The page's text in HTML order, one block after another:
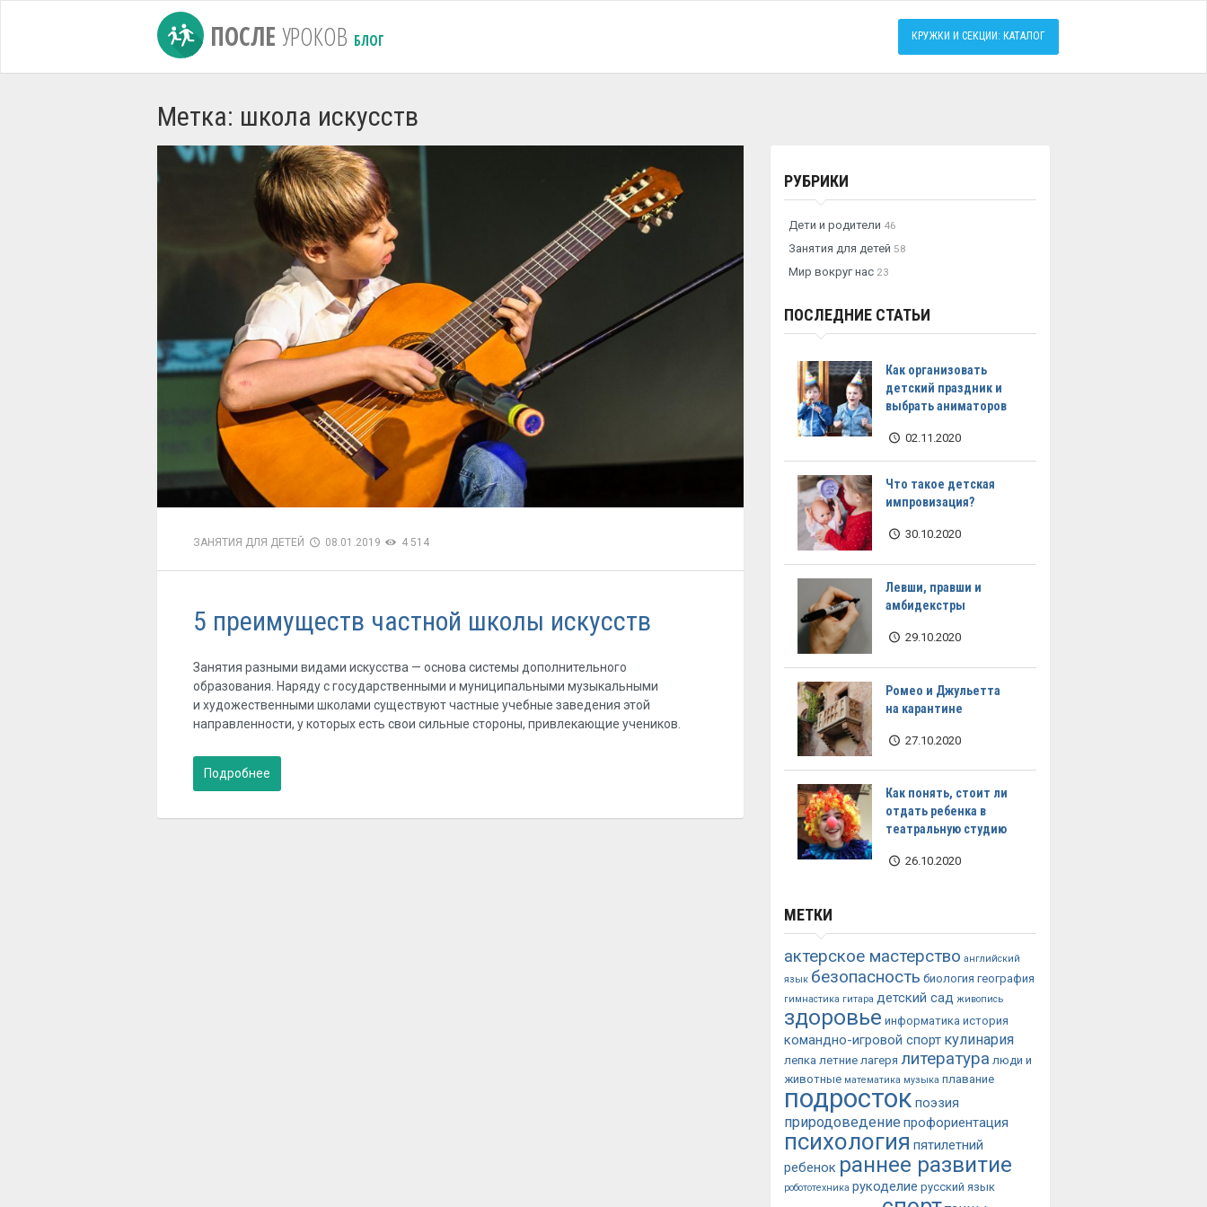
ПОСЛЕ УРОКОВ БЛОГ КРУЖКИ И СЕКЦИИ: КАТАЛОГ
Метка: школа искусств
ЗАНЯТИЯ ДЛЯ ДЕТЕЙ 08.01.2019 4 514
5 преимуществ частной школы искусств
Занятия разными видами искусства — основа системы дополнительного
образования. Наряду с государственными и муниципальными музыкальными
и художественными школами существуют частные учебные заведения этой
направленности, у которых есть свои сильные стороны, привлекающие учеников.
Подробнее
РУБРИКИ
Дети и родители 46
Занятия для детей 58
Мир вокруг нас 23
ПОСЛЕДНИЕ СТАТЬИ
Как организовать
детский праздник и
выбрать аниматоров
02.11.2020
Что такое детская
импровизация?
30.10.2020
Левши, правши и
амбидекстры
29.10.2020
Ромео и Джульетта
на карантине
27.10.2020
Как понять, стоит ли
отдать ребенка в
театральную студию
26.10.2020
МЕТКИ
актерское мастерство английский
язык безопасность биология география
гимнастика гитара детский сад живопись
здоровье информатика история
командно-игровой спорт кулинария
лепка летние лагеря литература люди и
животные математика музыка плавание
подросток поэзия
природоведениепрофориентация
психология пятилетний
ребенок раннее развитие
робототехника рукоделие русский язык